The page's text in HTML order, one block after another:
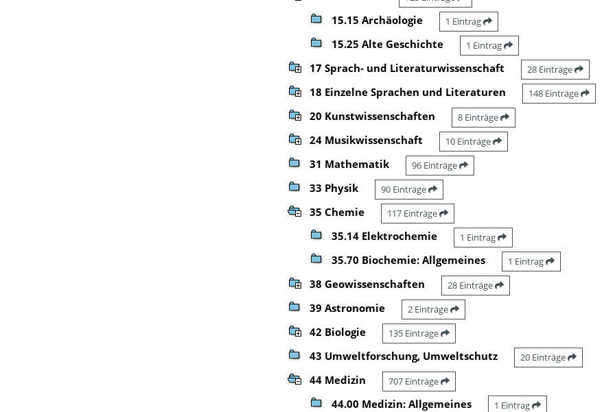
15.15 Archäologie 1 Eintrag
15.25 Alte Geschichte 1 Eintrag
17 Sprach- und Literaturwissenschaft 28 Einträge
18 Einzelne Sprachen und Literaturen 148 Einträge
20 Kunstwissenschaften 8 Einträge
24 Musikwissenschaft 10 Einträge
31 Mathematik 96 Einträge
33 Physik 90 Einträge
35 Chemie 117 Einträge
35.14 Elektrochemie 1 Eintrag
35.70 Biochemie: Allgemeines 1 Eintrag
38 Geowissenschaften 28 Einträge
39 Astronomie 2 Einträge
42 Biologie 135 Einträge
43 Umweltforschung, Umweltschutz 20 Einträge
44 Medizin 707 Einträge
44.00 Medizin: Allgemeines 1 Eintrag